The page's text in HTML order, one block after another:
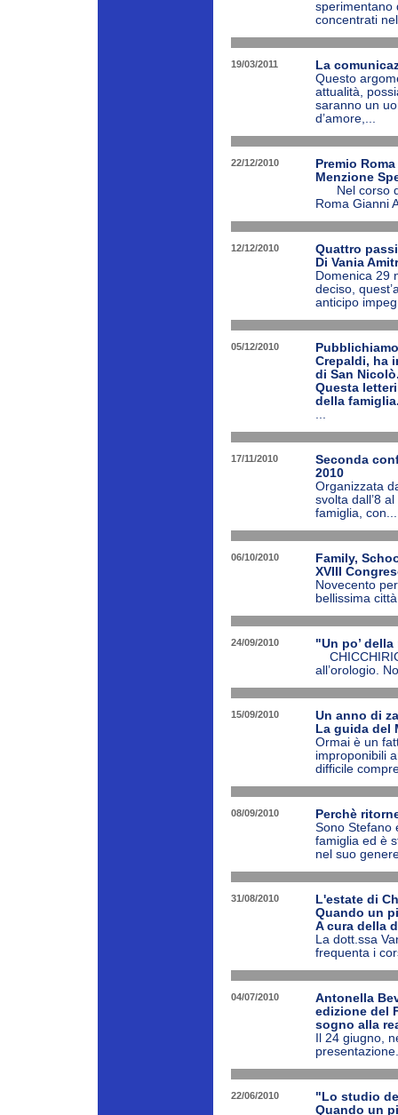
sperimentano
concentrati
19/03/2011
La
Questo
attualità,
saranno un
d’amore,...
22/12/2010
Premio
Menzione
Nel corso
Roma Gianni
12/12/2010
Quattro
Di Vania
Domenica 29
deciso,
anticipo
05/12/2010
Crepaldi, ha
di San
Questa
della
...
17/11/2010
Seconda
2010
Organizzata
svolta dall’8
famiglia, con...
06/10/2010
Family,
XVIII
Novecento
bellissima
24/09/2010
"Un po’
all’orologio.
15/09/2010
Un anno di
La guida del
Ormai è un
improponibili
difficile
08/09/2010
Perchè
Sono Stefano
famiglia ed è
nel suo
31/08/2010
L'estate di
Quando un
A cura della
La dott.ssa
frequenta i
04/07/2010
Antonella
edizione del
sogno alla
Il 24 giugno,
22/06/2010
"Lo studio
Quando un